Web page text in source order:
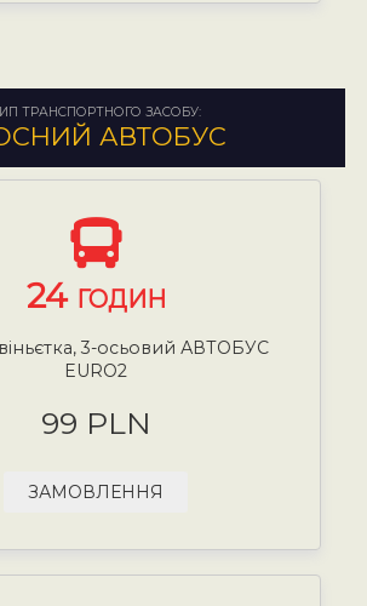
ТРАНСПОРТНОГО ЗАСОБУ:
АВТОБУС
24 ГОДИН
3-осьовий АВТОБУС
EURO2
99 PLN
ЗАМОВЛЕННЯ